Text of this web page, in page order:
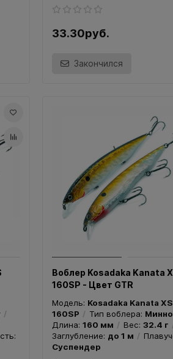
33.30руб.
Закончился
Воблер Kosadaka Kanata
160SP - Цвет GTR
Модель: Kosadaka Kanata XS
160SP
Тип воблера:
Длина: 160 мм Вес: 32.4 г
Заглубление: до 1 м
Суспендер